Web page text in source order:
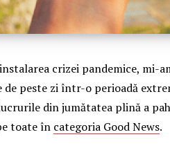
crizei pandemice, mi-
peste zi într-o perioadă
din jumătatea plină a
toate în categoria Good News.